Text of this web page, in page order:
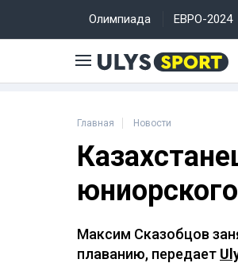
Олимпиада ЕВРО-2024
Главная Новости
Максим Сказобцов
плаванию, передает